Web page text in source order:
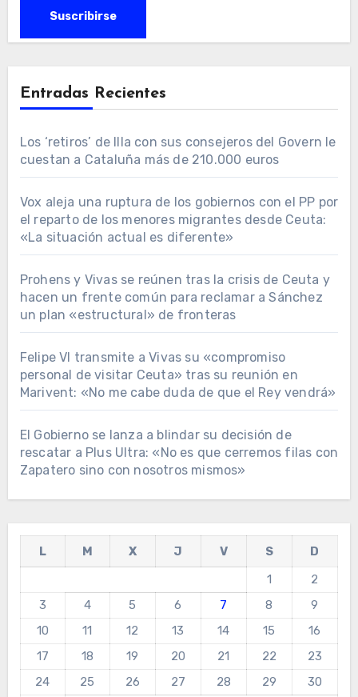
Entradas Recientes
Los ‘retiros’ de Illa con sus consejeros del Govern le
cuestan a Cataluña más de 210.000 euros
Vox aleja una ruptura de los gobiernos con el PP por
el reparto de los menores migrantes desde Ceuta:
«La situación actual es diferente»
Prohens y Vivas se reúnen tras la crisis de Ceuta y
hacen un frente común para reclamar a Sánchez
un plan «estructural» de fronteras
Felipe VI transmite a Vivas su «compromiso
personal de visitar Ceuta» tras su reunión en
Marivent: «No me cabe duda de que el Rey vendrá»
El Gobierno se lanza a blindar su decisión de
rescatar a Plus Ultra: «No es que cerremos filas con
Zapatero sino con nosotros mismos»
L M X J V S
D
1
2
3
4 5 6 7 8
9
10
11 12 13 14 15
16
17
18 19 20 21 22
23
24
25 26 27 28 29
30